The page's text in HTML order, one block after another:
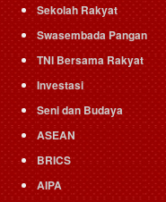
Sekolah Rakyat
Swasembada Pangan
TNI Bersama Rakyat
Investasi
Seni dan Budaya
ASEAN
BRICS
AIPA